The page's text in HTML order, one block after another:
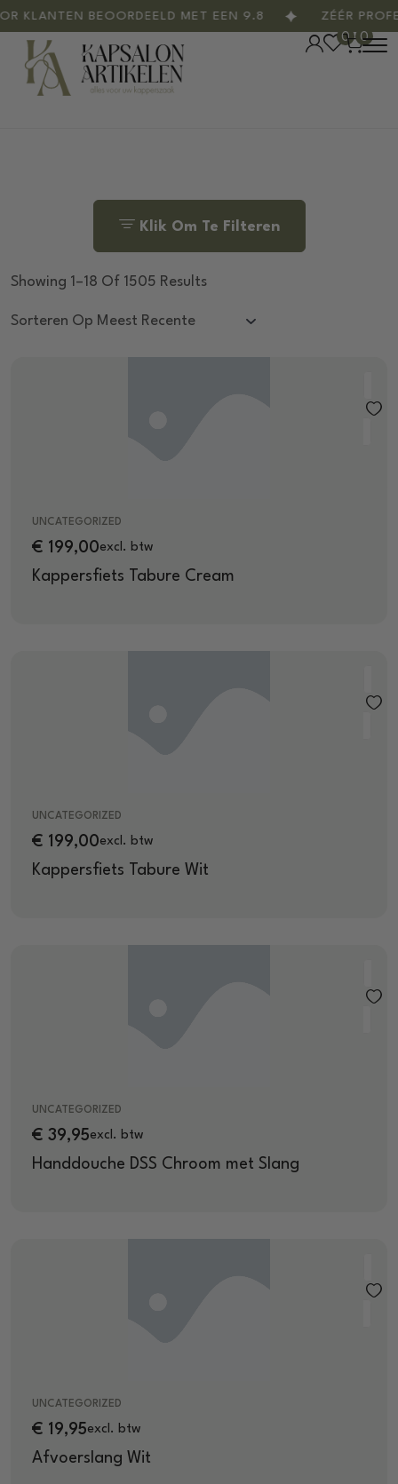
BEOORDEELD MET EEN 9.8 ZÉÉR
0 0
Klik Om Te Filteren
Showing 1–18 Of 1505 Results
UNCATEGORIZED
Kappersfiets Tabure Cream
€ 199,00excl. btw
UNCATEGORIZED
Kappersfiets Tabure Wit
€ 199,00excl. btw
UNCATEGORIZED
Handdouche DSS Chroom met Slang
€ 39,95excl. btw
UNCATEGORIZED
Afvoerslang Wit
€ 19,95excl. btw